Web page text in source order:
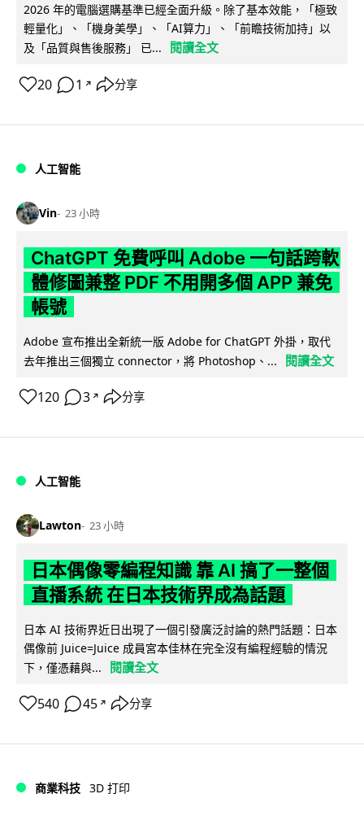
2026 年的電腦選購基準已經全面升級。除了基本效能，「極致
輕量化」、「機身美學」、「AI算力」、「前瞻技術加持」以
及「品質與售後服務」 已...
閱讀全文
20 1 ↗ 分享
人工智能
Vin 23 小時
ChatGPT 免費呼叫 Adobe 一句話跨軟
體修圖兼整 PDF 不用開多個 APP 兼免
帳號
Adobe 宣布推出全新統一版 Adobe for ChatGPT 外掛，取代
去年推出三個獨立 connector，將 Photoshop、...
閱讀全文
120 3 ↗ 分享
人工智能
Lawton 23 小時
日本偶像零編程知識 靠 AI 搞了一整個
直播系統 在日本技術界成為話題
日本 AI 技術界近日出現了一個引發廣泛討論的熱門話題：日本
偶像前 Juice=Juice 成員宮本佳林在完全沒有編程經驗的情況
下，僅憑藉與...
閱讀全文
540 45 ↗ 分享
商業科技 3D 打印